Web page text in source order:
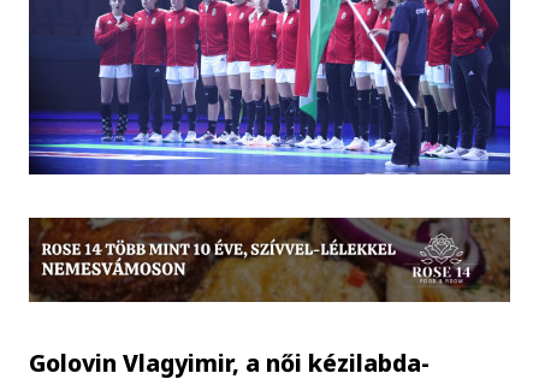
Golovin Vlagyimir, a női kézilabda-